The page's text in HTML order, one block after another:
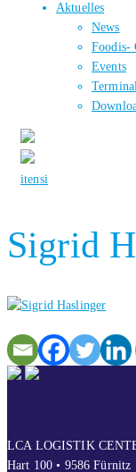
Aktuelles
News
Foodis-
Events
itensi
Sigrid
LCA LOGISTIK
Hart 100 • 9586 Fürnitz